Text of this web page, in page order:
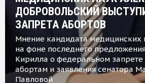
ДОБРОВОЛЬСКИЙ
ЗАПРЕТА АБОРТОВ
Мнение кандидата медицинских
на фоне последнего
Кирилла о федеральном запрете
абортам и заявления сенатора
Павловой